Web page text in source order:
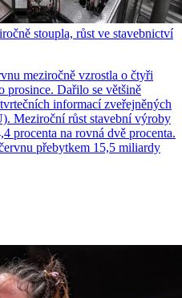
stoupla, růst ve stavebnictví
meziročně vzrostla o čtyři
prosince. Dařilo se většině
informací zveřejněných
Meziroční růst stavební výroby
procenta na rovná dvě procenta.
přebytkem 15,5 miliardy